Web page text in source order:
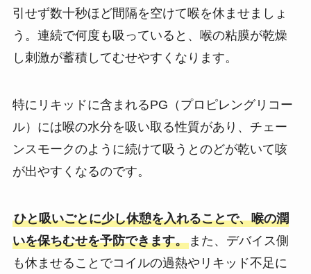
引せず数十秒ほど間隔を空けて喉を休ませましょ
う。連続で何度も吸っていると、喉の粘膜が乾燥
し刺激が蓄積してむせやすくなります。
特にリキッドに含まれるPG（プロピレングリコー
ル）には喉の水分を吸い取る性質があり、チェー
ンスモークのように続けて吸うとのどが乾いて咳
が出やすくなるのです。
ひと吸いごとに少し休憩を入れることで、喉の潤
いを保ちむせを予防できます。また、デバイス側
も休ませることでコイルの過熱やリキッド不足に